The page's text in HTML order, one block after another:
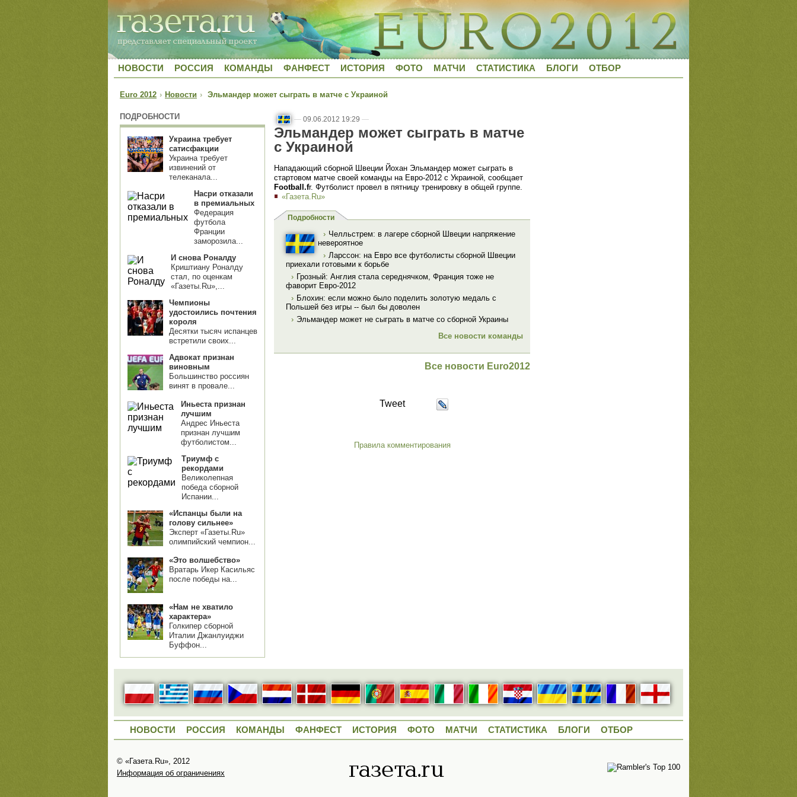
НОВОСТИ РОССИЯ КОМАНДЫ ФАНФЕСТ ИСТОРИЯ ФОТО МАТЧИ СТАТИСТИКА БЛОГИ ОТБОР
Euro 2012 › Новости › Эльмандер может сыграть в матче с Украиной
ПОДРОБНОСТИ
Украина требует
сатисфакции
Украина требует
извинений от
телеканала...
Насри отказали
в премиальных
Федерация
футбола
Франции
заморозила...
И снова Роналду
Криштиану Роналду
стал, по оценкам
«Газеты.Ru»,...
Чемпионы
удостоились почтения
короля
Десятки тысяч испанцев
встретили своих...
Адвокат признан
виновным
Большинство россиян
винят в провале...
Иньеста признан
лучшим
Андрес Иньеста
признан лучшим
футболистом...
Триумф с
рекордами
Великолепная
победа сборной
Испании...
«Испанцы были на
голову сильнее»
Эксперт «Газеты.Ru»
олимпийский чемпион...
«Это волшебство»
Вратарь Икер Касильяс
после победы на...
«Нам не хватило
характера»
Голкипер сборной
Италии Джанлуиджи
Буффон...
— 09.06.2012 19:29 —
Эльмандер может сыграть в матче
с Украиной
Нападающий сборной Швеции Йохан Эльмандер может сыграть в
стартовом матче своей команды на Евро-2012 с Украиной, сообщает
Football.fr. Футболист провел в пятницу тренировку в общей группе.
«Газета.Ru»
Подробности
› Челльстрем: в лагере сборной Швеции напряжение
невероятное
› Ларссон: на Евро все футболисты сборной Швеции
приехали готовыми к борьбе
› Грозный: Англия стала середнячком, Франция тоже не
фаворит Евро-2012
› Блохин: если можно было поделить золотую медаль с
Польшей без игры -- был бы доволен
› Эльмандер может не сыграть в матче со сборной Украины
Все новости команды
Все новости Euro2012
Tweet
Правила комментирования
НОВОСТИ РОССИЯ КОМАНДЫ ФАНФЕСТ ИСТОРИЯ ФОТО МАТЧИ СТАТИСТИКА БЛОГИ ОТБОР
© «Газета.Ru», 2012
Информация об ограничениях